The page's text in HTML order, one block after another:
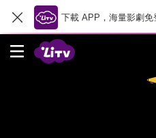
下載 APP，海量影劇免